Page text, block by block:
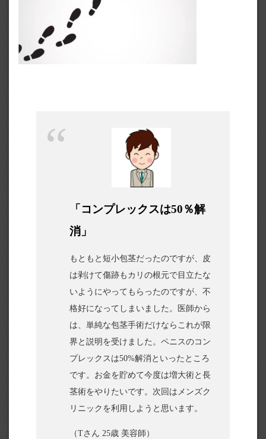
「コンプレックスは50％解
消」
もともと短小包茎だったのですが、皮
は剥けて傷跡もカリの根元で目立たな
いようにやってもらったのですが、不
格好になってしまいました。医師から
は、単純な包茎手術だけならこれが限
界と説明を受けました。ペニスのコン
プレックスは50%解消といったところ
です。お金を貯めて今度は増大術と長
茎術をやりたいです。次回はメンズク
リニックを利用しようと思います。
（Tさん 25歳 美容師）